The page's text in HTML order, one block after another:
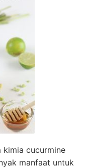
kimia cucurmine
manfaat untuk